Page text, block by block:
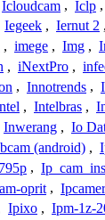
Icloudcam , Iclp ,
Iegeek , Iernut 2 ,
, imege , Img ,
, iNextPro ,
, Innotrends ,
, Intelbras ,
Inwerang , Io
(android) ,
,
oprit ,
Ipixo , Ipm-1z-